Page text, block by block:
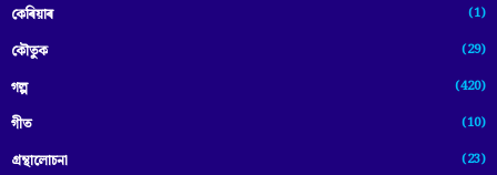
কেৰিয়াৰ (1)
কৌতুক (29)
গল্প (420)
গীত (10)
গ্ৰন্থালোচনা (23)